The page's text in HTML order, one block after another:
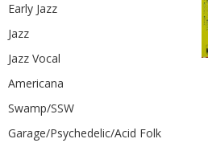
Early Jazz
Jazz
Jazz Vocal
Americana
Swamp/SSW
Garage/Psychedelic/Acid Folk